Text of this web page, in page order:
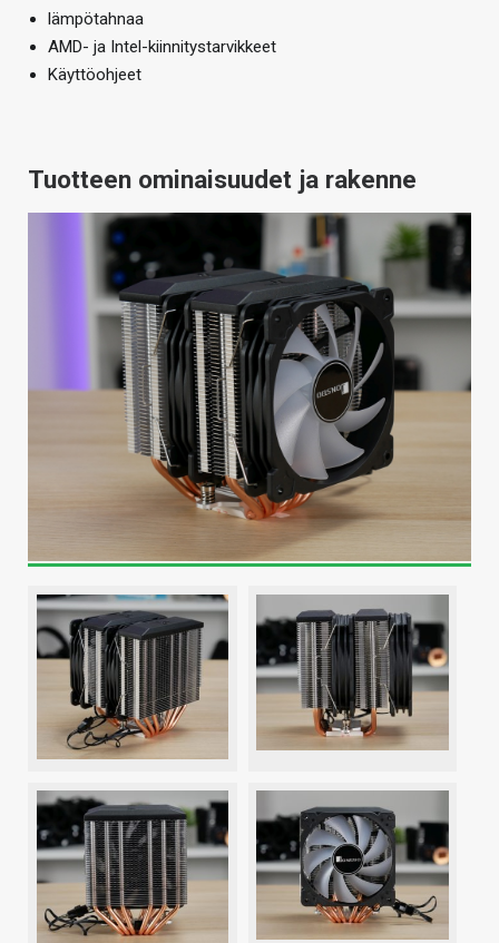
lämpötahnaa
AMD- ja Intel-kiinnitystarvikkeet
Käyttöohjeet
Tuotteen ominaisuudet ja rakenne